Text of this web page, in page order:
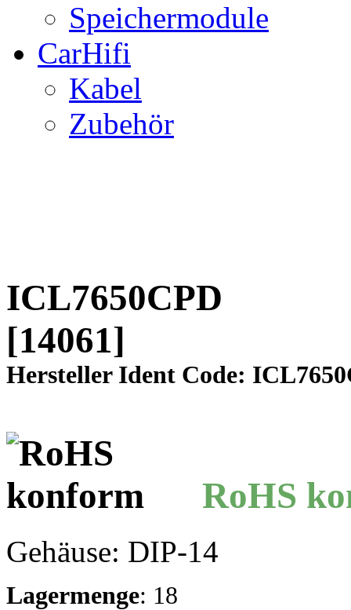
Speichermodule
CarHifi
Kabel
Zubehör
ICL7650CPD
[14061]
Hersteller Ident Code:
RoHS
Gehäuse: DIP-14
Lagermenge: 18